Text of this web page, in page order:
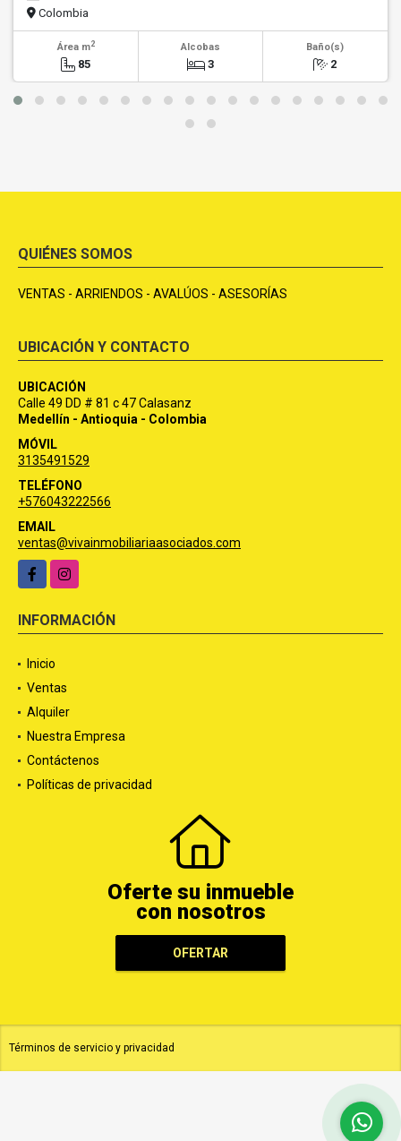
Colombia
Área m2
85
Alcobas
3
Baño(s)
2
QUIÉNES SOMOS
VENTAS - ARRIENDOS - AVALÚOS - ASESORÍAS
UBICACIÓN Y CONTACTO
UBICACIÓN
Calle 49 DD # 81 c 47 Calasanz
Medellín - Antioquia - Colombia
MÓVIL
3135491529
TELÉFONO
+576043222566
EMAIL
ventas@vivainmobiliariaasociados.com
FacebookInstagram
INFORMACIÓN
Inicio
Ventas
Alquiler
Nuestra Empresa
Contáctenos
Políticas de privacidad
Oferte su inmueble
con nosotros
OFERTAR
Términos de servicio y privacidad